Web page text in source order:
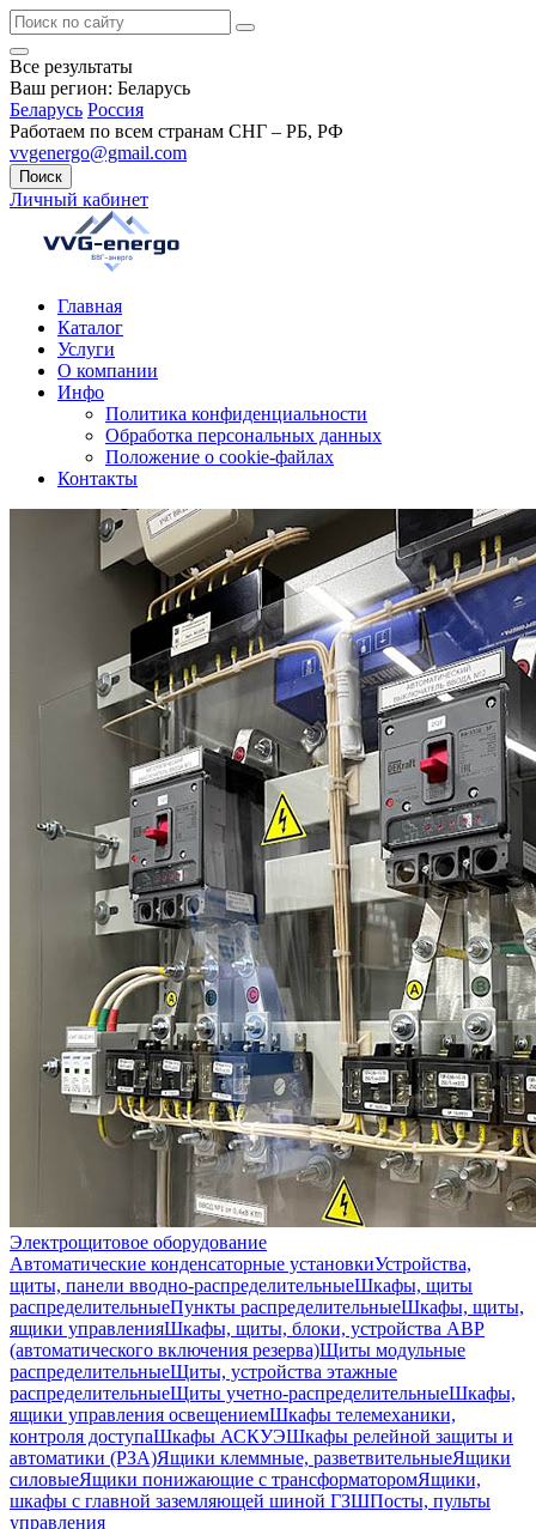
Все результаты
Ваш регион: Беларусь
Беларусь Россия
Работаем по всем странам СНГ – РБ, РФ
vvgenergo@gmail.com
Поиск
Личный кабинет
Главная
Каталог
Услуги
О компании
Инфо
Политика конфиденциальности
Обработка персональных данных
Положение о cookie-файлах
Контакты
Электрощитовое оборудование
Автоматические конденсаторные установкиУстройства,
щиты, панели вводно-распределительныеШкафы, щиты
распределительныеПункты распределительныеШкафы, щиты,
ящики управленияШкафы, щиты, блоки, устройства АВР
(автоматического включения резерва)Щиты модульные
распределительныеЩиты, устройства этажные
распределительныеЩиты учетно-распределительныеШкафы,
ящики управления освещениемШкафы телемеханики,
контроля доступаШкафы АСКУЭШкафы релейной защиты и
автоматики (РЗА)Ящики клеммные, разветвительныеЯщики
силовыеЯщики понижающие с трансформаторомЯщики,
шкафы с главной заземляющей шиной ГЗШПосты, пульты
управления